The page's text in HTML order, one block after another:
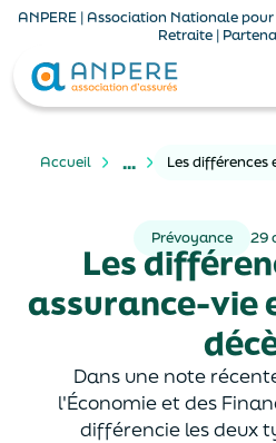
ANPERE | Association Nationale
Retraite |
Accueil ...
Prévoyance 29
Les
assurance-vie
Dans une note
l'Économie et des
différencie les deux